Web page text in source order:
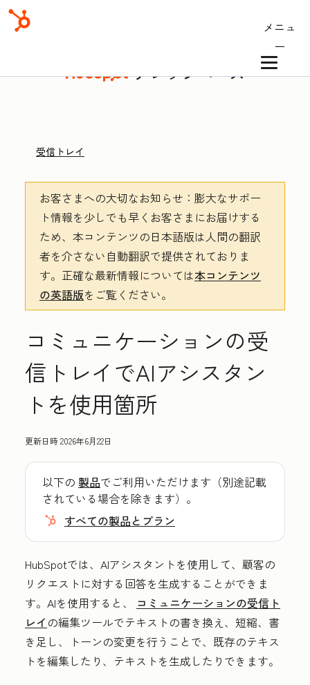
メニュ
ー
ナレッジベース
受信トレイ
お客さまへの大切なお知らせ ：膨大なサポー
ト情報を少しでも早くお客さまにお届けする
ため、本コンテンツの日本語版は人間の翻訳
者を介さない自動翻訳で提供されておりま
す。 正確な最新情報については本コンテンツ
の英語版をご覧ください。
コミュニケーションの受
信トレイでAIアシスタン
トを使用箇所
更新日時2026年6月22日
以下の 製品でご利用いただけます（別途記載
されている場合を除きます）。
すべての製品とプラン
HubSpotでは、AIアシスタントを使用して、顧客の
リクエストに対する回答を生成することができま
す。AIを使用すると、 コミュニケーションの受信ト
レイ の編集ツールでテキストの書き換え、短縮、書
き足し、トーンの変更を行うことで、既存のテキス
トを編集したり、テキストを生成したりできます。